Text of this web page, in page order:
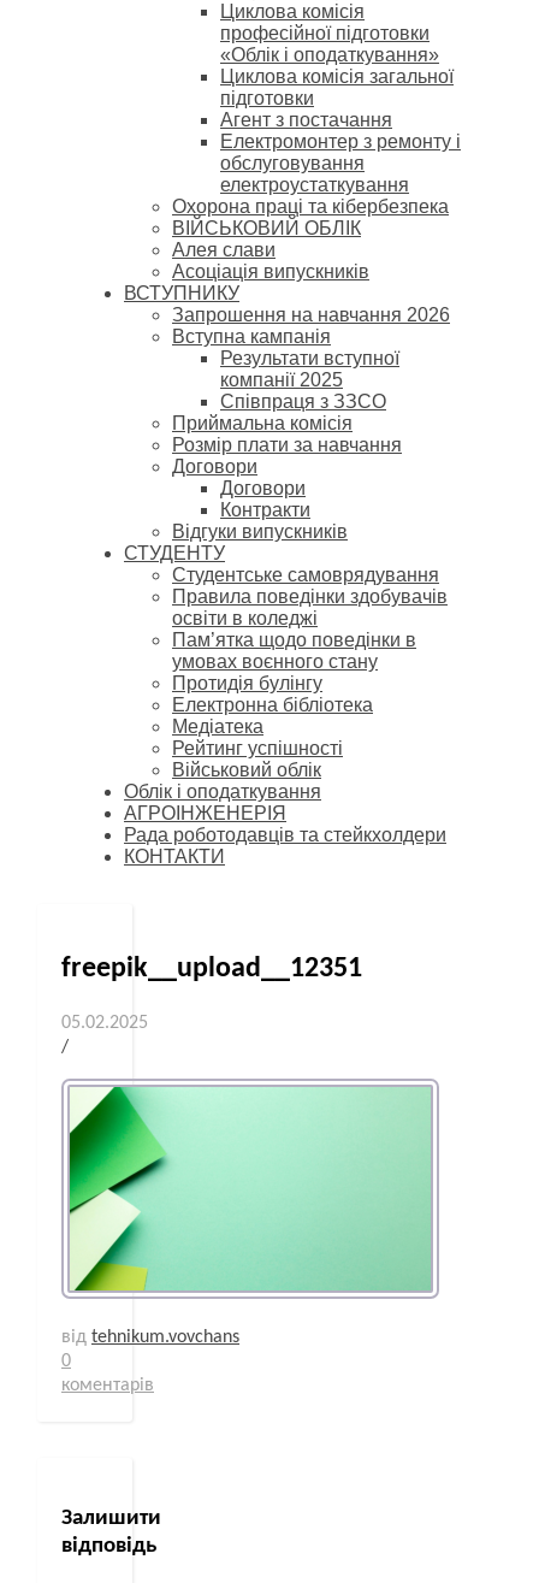
Циклова комісія
професійної підготовки
«Облік і оподаткування»
Циклова комісія загальної
підготовки
Агент з постачання
Електромонтер з ремонту і
обслуговування
електроустаткування
Охорона праці та кібербезпека
ВІЙСЬКОВИЙ ОБЛІК
Алея слави
Асоціація випускників
ВСТУПНИКУ
Запрошення на навчання 2026
Вступна кампанія
Результати вступної
компанії 2025
Співпраця з ЗЗСО
Приймальна комісія
Розмір плати за навчання
Договори
Договори
Контракти
Відгуки випускників
СТУДЕНТУ
Cтудентське самоврядування
Правила поведінки здобувачів
освіти в коледжі
Пам’ятка щодо поведінки в
умовах воєнного стану
Протидія булінгу
Електронна бібліотека
Медіатека
Рейтинг успішності
Військовий облік
Облік і оподаткування
АГРОІНЖЕНЕРІЯ
Рада роботодавців та стейкхолдери
КОНТАКТИ
freepik__upload__12351
05.02.2025
/
від tehnikum.vovchans
0
коментарів
Залишити
відповідь